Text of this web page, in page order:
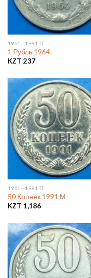
1961—1991 ГГ
1 Рубль 1964
KZT 237
1961—1991 ГГ
50 Копеек 1991 М
KZT 1,186